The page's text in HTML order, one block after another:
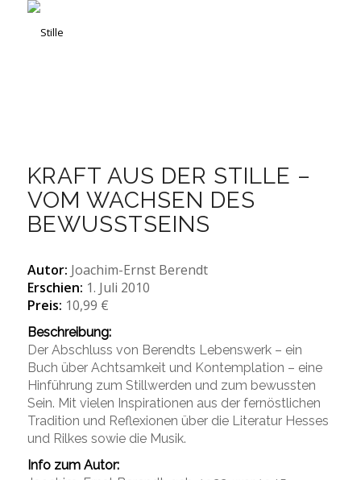
KRAFT AUS DER STILLE –
VOM WACHSEN DES
BEWUSSTSEINS
Autor: Joachim-Ernst Berendt
Erschien: 1. Juli 2010
Preis: 10,99 €
Beschreibung:
Der Abschluss von Berendts Lebenswerk – ein
Buch über Achtsamkeit und Kontemplation – eine
Hinführung zum Stillwerden und zum bewussten
Sein. Mit vielen Inspirationen aus der fernöstlichen
Tradition und Reflexionen über die Literatur Hesses
und Rilkes sowie die Musik.
Info zum Autor: